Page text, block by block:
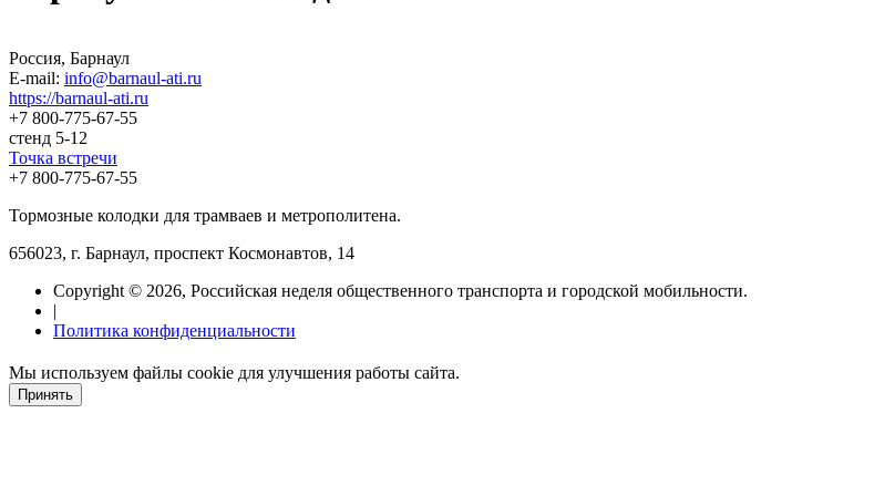
Россия, Барнаул
E-mail: info@barnaul-ati.ru
https://barnaul-ati.ru
+7 800-775-67-55
стенд 5-12
Точка встречи
+7 800-775-67-55
Тормозные колодки для трамваев и метрополитена.
656023, г. Барнаул, проспект Космонавтов, 14
Copyright © 2026, Российская неделя общественного транспорта и городской мобильности.
|
Политика конфиденциальности
Мы используем файлы cookie для улучшения работы сайта.
Принять